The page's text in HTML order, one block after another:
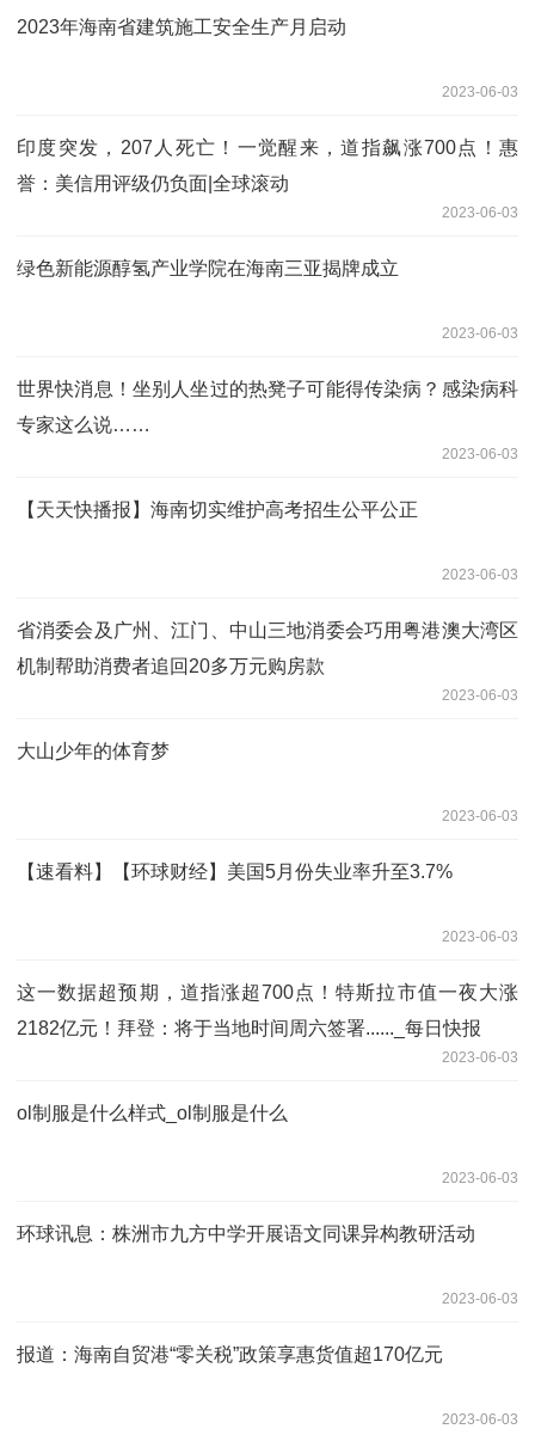
2023年海南省建筑施工安全生产月启动
2023-06-03
印度突发，207人死亡！一觉醒来，道指飙涨700点！惠
誉：美信用评级仍负面|全球滚动
2023-06-03
绿色新能源醇氢产业学院在海南三亚揭牌成立
2023-06-03
世界快消息！坐别人坐过的热凳子可能得传染病？感染病科
专家这么说……
2023-06-03
【天天快播报】海南切实维护高考招生公平公正
2023-06-03
省消委会及广州、江门、中山三地消委会巧用粤港澳大湾区
机制帮助消费者追回20多万元购房款
2023-06-03
大山少年的体育梦
2023-06-03
【速看料】【环球财经】美国5月份失业率升至3.7%
2023-06-03
这一数据超预期，道指涨超700点！特斯拉市值一夜大涨
2182亿元！拜登：将于当地时间周六签署......_每日快报
2023-06-03
ol制服是什么样式_ol制服是什么
2023-06-03
环球讯息：株洲市九方中学开展语文同课异构教研活动
2023-06-03
报道：海南自贸港“零关税”政策享惠货值超170亿元
2023-06-03